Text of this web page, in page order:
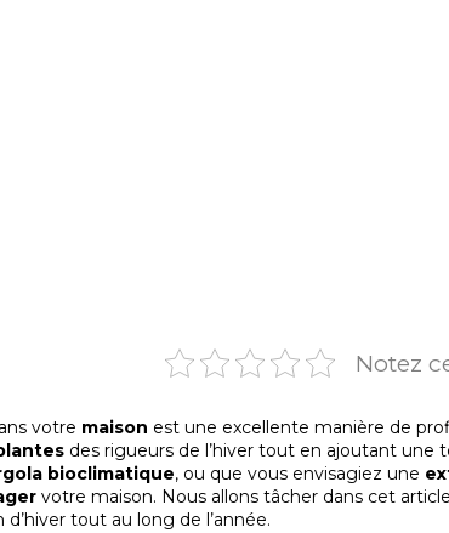
Notez
votre maison est une excellente manière de
des rigueurs de l’hiver tout en ajoutant une
bioclimatique, ou que vous envisagiez une
votre maison. Nous allons tâcher dans cet
d’hiver tout au long de l’année.